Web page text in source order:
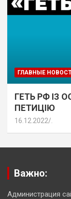
ГЛАВНЫЕ
ГЕТЬ РФ ІЗ
ПЕТИЦІЮ
16.12.2022
Важно:
Администрация